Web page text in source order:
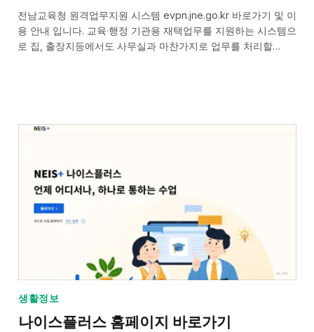
전남교육청 원격업무지원 시스템 evpn.jne.go.kr 바로가기 및 이
용 안내 입니다. 교육·행정 기관용 재택업무를 지원하는 시스템으
로 집, 출장지등에서도 사무실과 마찬가지로 업무를 처리할…
생활정보
나이스플러스 홈페이지 바로가기